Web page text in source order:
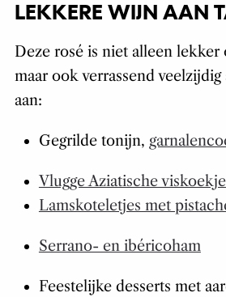
LEKKERE WIJN AAN
Deze rosé is niet alleen
maar ook verrassend
aan:
Gegrilde tonijn,
Vlugge Aziatische
Lamskoteletjes met
Serrano- en ibéricoham
Feestelijke desserts met